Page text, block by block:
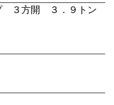
３方開 ３．９トン